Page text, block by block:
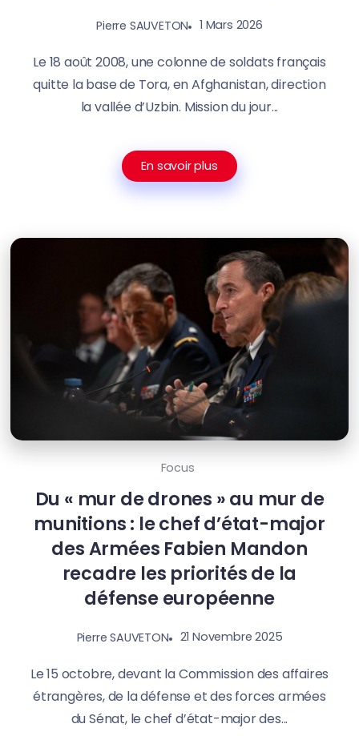
Pierre SAUVETON 1 Mars 2026
Le 18 août 2008, une colonne de soldats français
quitte la base de Tora, en Afghanistan, direction
la vallée d’Uzbin. Mission du jour...
En savoir plus
Focus
Du « mur de drones » au mur de
munitions : le chef d’état-major
des Armées Fabien Mandon
recadre les priorités de la
défense européenne
Pierre SAUVETON 21 Novembre 2025
Le 15 octobre, devant la Commission des affaires
étrangères, de la défense et des forces armées
du Sénat, le chef d’état-major des...